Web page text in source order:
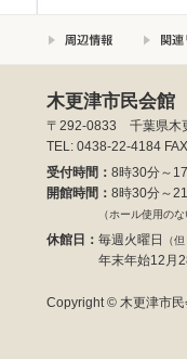
木更津市民会館
〒292-0833 千葉県木
TEL: 0438-22-4184
受付時間： 8時30分～
開館時間： 8時30分～
（ホール使用の
休館日： 毎週火曜日 （
年末年始12月28
Copyright © 木更津市